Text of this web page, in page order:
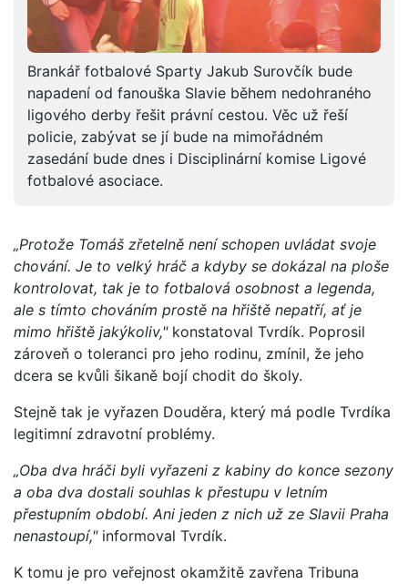
Brankář fotbalové Sparty Jakub Surovčík bude
napadení od fanouška Slavie během nedohraného
ligového derby řešit právní cestou. Věc už řeší
policie, zabývat se jí bude na mimořádném
zasedání bude dnes i Disciplinární komise Ligové
fotbalové asociace.
„Protože Tomáš zřetelně není schopen uvládat svoje
chování. Je to velký hráč a kdyby se dokázal na ploše
kontrolovat, tak je to fotbalová osobnost a legenda,
ale s tímto chováním prostě na hřiště nepatří, ať je
mimo hřiště jakýkoliv,"konstatoval Tvrdík. Poprosil
zároveň o toleranci pro jeho rodinu, zmínil, že jeho
dcera se kvůli šikaně bojí chodit do školy.
Stejně tak je vyřazen Douděra, který má podle Tvrdíka
legitimní zdravotní problémy.
„Oba dva hráči byli vyřazeni z kabiny do konce sezony
a oba dva dostali souhlas k přestupu v letním
přestupním období. Ani jeden z nich už ze Slavii Praha
nenastoupí," informoval Tvrdík.
K tomu je pro veřejnost okamžitě zavřena Tribuna